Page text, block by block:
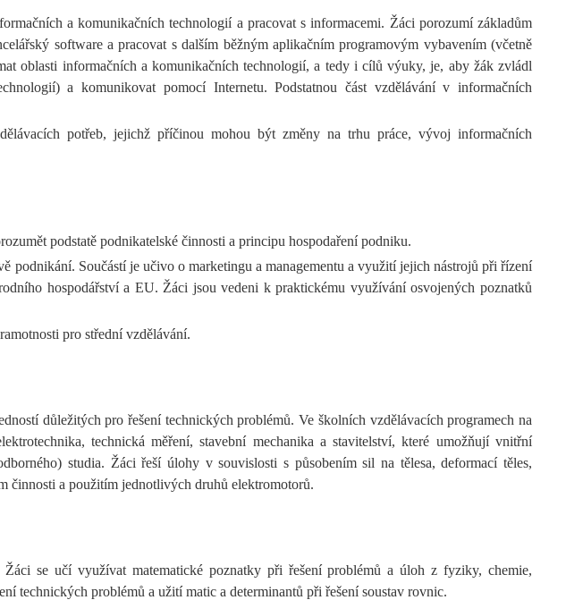
a komunikačních technologií a pracovat s informacemi. Žáci porozumí základům
software a pracovat s dalším běžným aplikačním programovým vybavením (včetně
oblasti informačních a komunikačních technologií, a tedy i cílů výuky, je, aby žák zvládl
a komunikovat pomocí Internetu. Podstatnou část vzdělávání v informačních
potřeb, jejichž příčinou mohou být změny na trhu práce, vývoj informačních
podstatě podnikatelské činnosti a principu hospodaření podniku.
Součástí je učivo o marketingu a managementu a využití jejich nástrojů při řízení
hospodářství a EU. Žáci jsou vedeni k praktickému využívání osvojených poznatků
pro střední vzdělávání.
důležitých pro řešení technických problémů. Ve školních vzdělávacích programech na
technická měření, stavební mechanika a stavitelství, které umožňují vnitřní
studia. Žáci řeší úlohy v souvislosti s působením sil na tělesa, deformací těles,
činnosti a použitím jednotlivých druhů elektromotorů.
se učí využívat matematické poznatky při řešení problémů a úloh z fyziky, chemie,
technických problémů a užití matic a determinantů při řešení soustav rovnic.